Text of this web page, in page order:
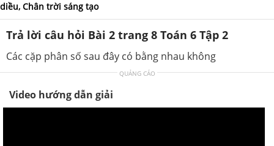
diều, Chân trời sáng tạo
Trả lời câu hỏi Bài 2 trang 8 Toán 6 Tập 2
Các cặp phân số sau đây có bằng nhau không
QUẢNG CÁO
Video hướng dẫn giải